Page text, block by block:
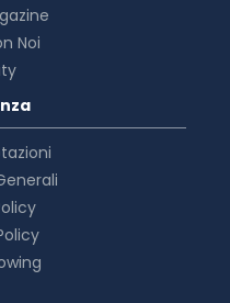
Noi